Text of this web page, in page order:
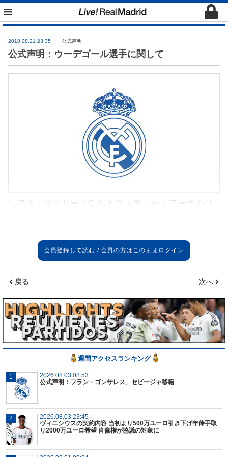
≡
2018.08.21 23:35 公式声明
公式声明：ウーデゴール選手に関して
レアル・マドリードC.F.とフィテッセ・アーネムは
戻る 次へ
週間アクセスランキング
2026.08.03 08:53
公式声明：フラン・ゴンサレス、セビージャ移籍
2026.08.03 23:45
ヴィニシウスの契約内容 当初より500万ユーロ引き下げ年俸手取
り2000万ユーロ希望 肖像権が協議の対象に